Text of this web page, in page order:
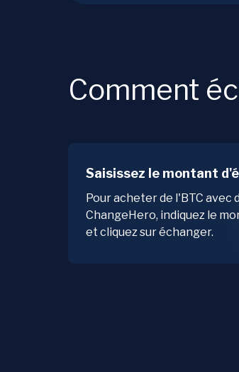
Comment
Saisissez le montant
Pour acheter de l'BTC avec
ChangeHero, indiquez le
et cliquez sur échanger.